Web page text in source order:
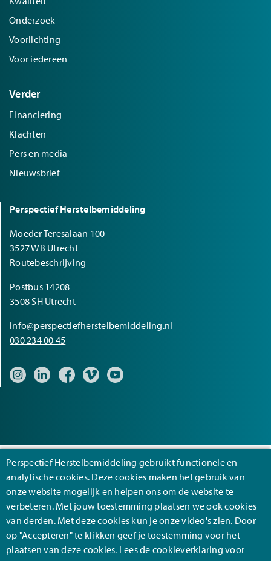
Onderzoek
Voorlichting
Voor iedereen
Verder
Financiering
Klachten
Pers en media
Nieuwsbrief
Perspectief Herstelbemiddeling
Moeder Teresalaan 100
3527 WB Utrecht
Routebeschrijving
Postbus 14208
3508 SH Utrecht
info@perspectiefherstelbemiddeling.nl
030 234 00 45
Bezoek onze Instagram pagina
Bezoek onze LinkedIn pagina
Bezoek onze Facebook pagina
Bezoek onze Vimeo pagina
Bezoek onze YouTube pagina
Footer
Algemene voorwaarden
Cookies
Privacy
Disclaimer
Perspectief Herstelbemiddeling gebruikt functionele en
analytische cookies. Deze cookies maken het gebruik van
onze website mogelijk en helpen ons om de website te
verbeteren. Met jouw toestemming plaatsen we ook cookies
van derden. Met deze cookies kun je onze video's zien. Door
op "Accepteren" te klikken geef je toestemming voor het
plaatsen van deze cookies. Lees de cookieverklaring voor